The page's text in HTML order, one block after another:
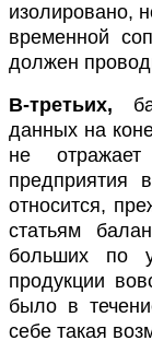
изолировано,
временной
должен
В-третьих,
данных на
не отражает
предприятия
относится,
статьям
больших по
продукции
было в
себе такая